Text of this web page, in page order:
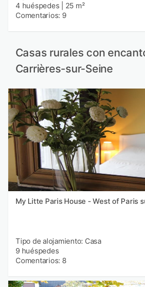
4 huéspedes
25 m²
Comentarios: 9
Casas rurales con
Carrières-sur-Seine
My Litte Paris House - West of Paris
Tipo de alojamiento: Casa
9 huéspedes
Comentarios: 8